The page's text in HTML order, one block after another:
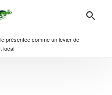
présentée comme un levier de
local